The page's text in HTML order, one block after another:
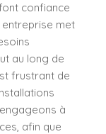
confiance
met
au long de
frustrant de
à
afin que